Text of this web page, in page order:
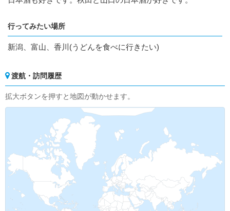
行ってみたい場所
新潟、富山、香川(うどんを食べに行きたい)
渡航・訪問履歴
拡大ボタンを押すと地図が動かせます。